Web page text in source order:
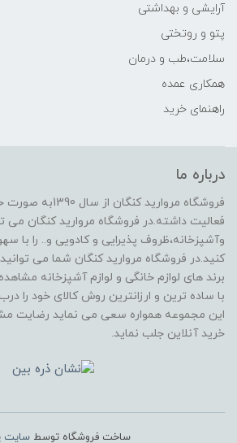
آرایشی و بهداشتی
پتو و روتختی
سلامت،طب و درمان
همکاری عمده
راهنمای خرید
درباره ما
فروشگاه مروارید
فعالیت داشته.در فروشگاه مروارید کنگان می
وآشپزخانه،ظروف پذیرایی و کادویی و.. را با
کنید.در فروشگاه مروارید کنگان شما می
برند های لوازم خانگی و لوازم آشپزخانه
با ساده ترین و ارزانترین روش کالای خود را
این مجموعه همواره سعی می نماید رضایت
خرید آنلاین جلب نماید.
ساخت فروشگاه توسط سایت